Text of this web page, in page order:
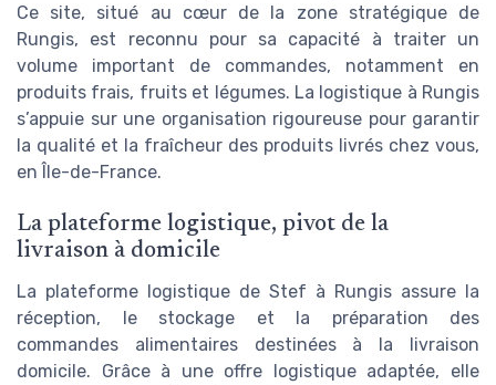
Ce site, situé au cœur de la zone stratégique de
Rungis, est reconnu pour sa capacité à traiter un
volume important de commandes, notamment en
produits frais, fruits et légumes. La logistique à Rungis
s’appuie sur une organisation rigoureuse pour garantir
la qualité et la fraîcheur des produits livrés chez vous,
en Île-de-France.
La plateforme logistique, pivot de la
livraison à domicile
La plateforme logistique de Stef à Rungis assure la
réception, le stockage et la préparation des
commandes alimentaires destinées à la livraison
domicile. Grâce à une offre logistique adaptée, elle